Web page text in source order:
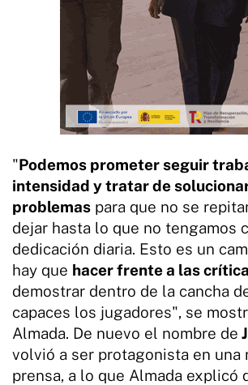
"Podemos prometer seguir
intensidad y tratar de
problemas para que no se
dejar hasta lo que no tengamos
dedicación diaria. Esto es un
hay que hacer frente a las
demostrar dentro de la cancha
capaces los jugadores", se
Almada. De nuevo el nombre de
volvió a ser protagonista en una
prensa, a lo que Almada explicó